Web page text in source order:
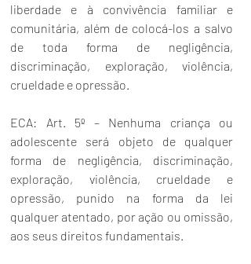
liberdade e à convivência familiar e
comunitária, além de colocá-los a salvo
de toda forma de negligência,
discriminação, exploração, violência,
crueldade e opressão.
ECA: Art. 5º – Nenhuma criança ou
adolescente será objeto de qualquer
forma de negligência, discriminação,
exploração, violência, crueldade e
opressão, punido na forma da lei
qualquer atentado, por ação ou omissão,
aos seus direitos fundamentais.